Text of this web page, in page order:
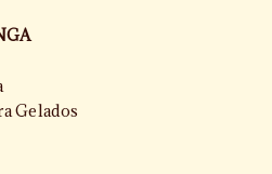
Gelados